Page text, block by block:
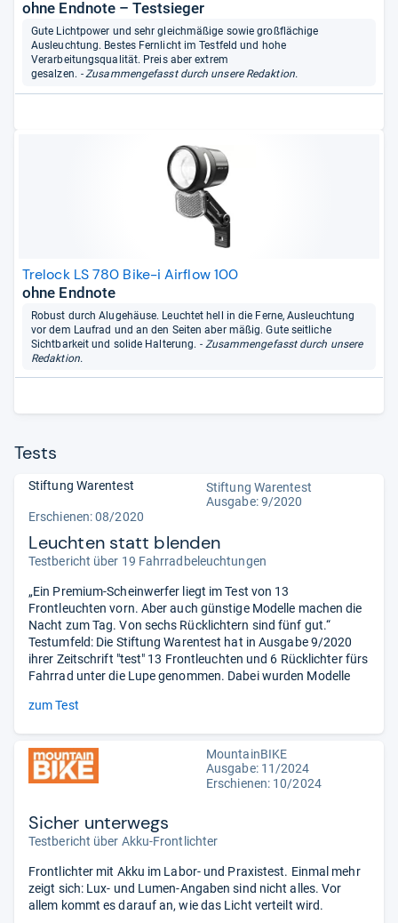
ohne Endnote – Testsieger
Gute Lichtpower und sehr gleichmäßige sowie großflächige
Ausleuchtung. Bestes Fernlicht im Testfeld und hohe
Verarbeitungsqualität. Preis aber extrem
gesalzen. - Zusammengefasst durch unsere Redaktion.
Trelock LS 780 Bike-i Airflow 100
ohne Endnote
Robust durch Alugehäuse. Leuchtet hell in die Ferne, Ausleuchtung
vor dem Laufrad und an den Seiten aber mäßig. Gute seitliche
Sichtbarkeit und solide Halterung. - Zusammengefasst durch unsere
Redaktion.
Tests
Stiftung Warentest
Stiftung Warentest
Ausgabe: 9/2020
Erschienen: 08/2020
Leuchten statt blenden
Testbericht über 19 Fahrradbeleuchtungen
„Ein Premium-Scheinwerfer liegt im Test von 13
Frontleuchten vorn. Aber auch günstige Modelle machen die
Nacht zum Tag. Von sechs Rücklichtern sind fünf gut.“
Testumfeld: Die Stiftung Warentest hat in Ausgabe 9/2020
ihrer Zeitschrift "test" 13 Frontleuchten und 6 Rücklichter fürs
Fahrrad unter die Lupe genommen. Dabei wurden Modelle
zum Test
MountainBIKE
Ausgabe: 11/2024
Erschienen: 10/2024
Sicher unterwegs
Testbericht über Akku-Frontlichter
Frontlichter mit Akku im Labor- und Praxistest. Einmal mehr
zeigt sich: Lux- und Lumen-Angaben sind nicht alles. Vor
allem kommt es darauf an, wie das Licht verteilt wird.